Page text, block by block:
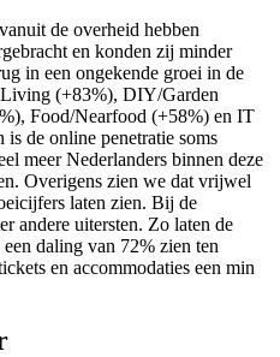
de overheid hebben
en konden zij minder
in een ongekende groei in de
(+83%), DIY/Garden
Food/Nearfood (+58%) en IT
de online penetratie soms
meer Nederlanders binnen deze
Overigens zien we dat vrijwel
laten zien. Bij de
andere uitersten. Zo laten de
daling van 72% zien ten
en accommodaties een min